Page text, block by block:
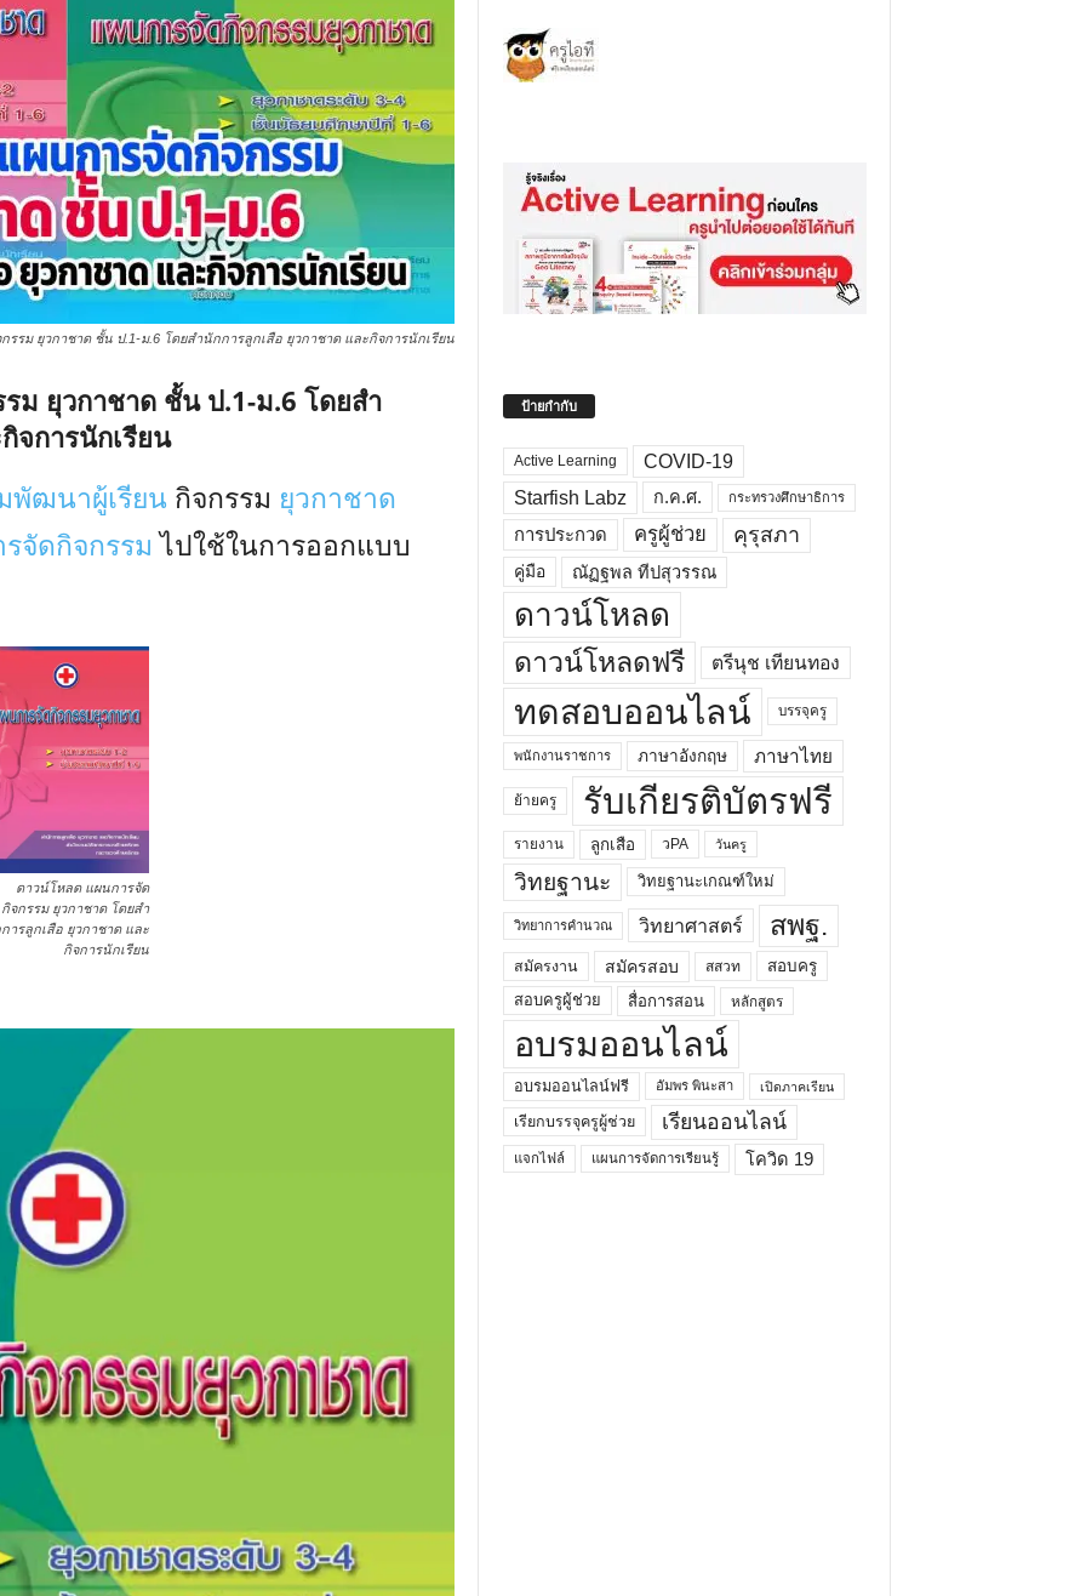
รรม ยุวกาชาด ชั้น ป.1-ม.6 โดยสํานักการลูกเสือ ยุวกาชาด และกิจการนักเรียน
ม ยุวกาชาด ชั้น ป.1-ม.6 โดยสํา
จการนักเรียน
พัฒนาผู้เรียน กิจกรรม ยุวกาชาด
จัดกิจกรรม ไปใช้ในการออกแบบ
ดาวน์โหลด แผนการจัด
กิจกรรม ยุวกาชาด โดยสํา
ารลูกเสือ ยุวกาชาด และ
กิจการนักเรียน
ป้ายกำกับ
Active Learning
COVID-19
Starfish Labz
ก.ค.ศ. กระทรวงศึกษาธิการ
การประกวด ครูผู้ช่วย คุรุสภา
คู่มือ ณัฏฐพล ทีปสุวรรณ
ดาวน์โหลด
ดาวน์โหลดฟรี ตรีนุช เทียนทอง
ทดสอบออนไลน์ บรรจุครู
พนักงานราชการ ภาษาอังกฤษ ภาษาไทย
ย้ายครู รับเกียรติบัตรฟรี
รายงาน ลูกเสือ วPA วันครู
วิทยฐานะ วิทยฐานะเกณฑ์ใหม่
วิทยาการคำนวณ วิทยาศาสตร์ สพฐ.
สมัครงาน สมัครสอบ สสวท
สอบครู
สอบครูผู้ช่วย
สื่อการสอน หลักสูตร
อบรมออนไลน์
อบรมออนไลน์ฟรี อัมพร พินะสา เปิดภาคเรียน
เรียกบรรจุครูผู้ช่วย เรียนออนไลน์
แจกไฟล์ แผนการจัดการเรียนรู้ โควิด 19